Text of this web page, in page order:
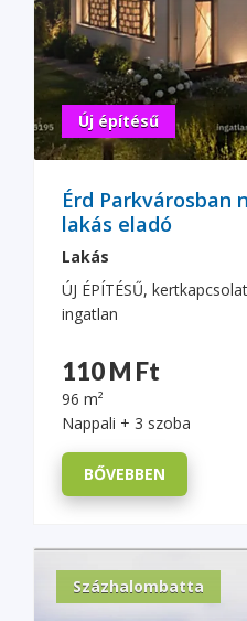
Új építésű
Érd Parkvárosban
lakás eladó
Lakás
ÚJ ÉPÍTÉSŰ,
ingatlan
110 M Ft
96 m²
Nappali + 3 szoba
BŐVEBBEN
Százhalombatta